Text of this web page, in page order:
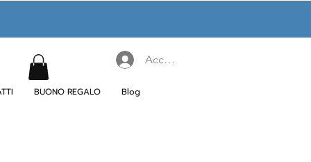
Accedi
BUONO REGALO Blog